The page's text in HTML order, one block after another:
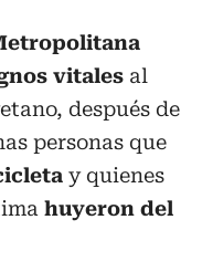
vitales al
después de
personas que
y quienes
huyeron del